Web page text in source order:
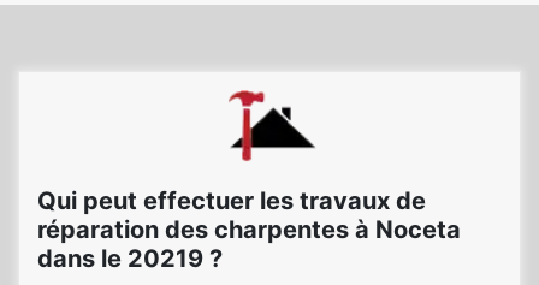
Qui peut effectuer les travaux de
réparation des charpentes à Noceta
dans le 20219 ?